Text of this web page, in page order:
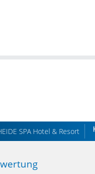
SPA Hotel & Resort